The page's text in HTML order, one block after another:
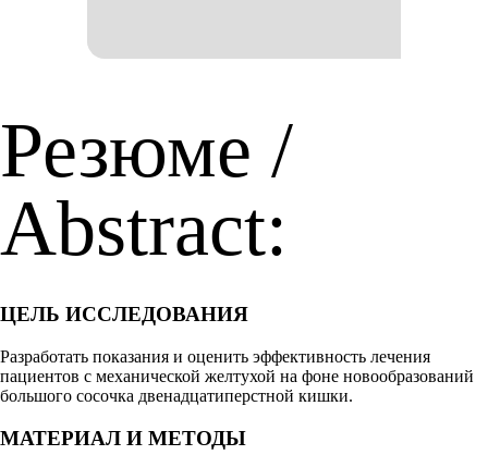
Резюме /
Abstract:
ЦЕЛЬ ИССЛЕДОВАНИЯ
Разработать показания и оценить эффективность лечения
пациентов с механической желтухой на фоне новообразований
большого сосочка двенадцатиперстной кишки.
МАТЕРИАЛ И МЕТОДЫ